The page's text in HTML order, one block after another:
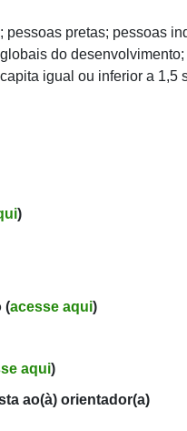
pessoas pretas; pessoas
do
igual ou inferior a 1,5
)
(acesse aqui)
aqui)
ao(à) orientador(a)